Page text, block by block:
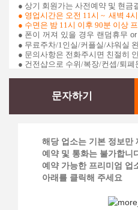
● 상기 회원가는 사전예약 및 현금
● 영업시간은 오전 11시 ~ 새벽 4
● 수면은 밤 11시 이후 90분 이상
● 폰이 꺼져 있을 경우 랜덤휴무
● 무료주차/1인실/커플실/샤워실
● 문의사항은 전화주시면 친절히
● 건전샵으로 수위/복장/컨셉/퇴폐
문자하기
해당 업소는 기본 정보만
예약 및 통화는 불가합니
예약 가능한 프리미엄 업
아래를 클릭해 주세요